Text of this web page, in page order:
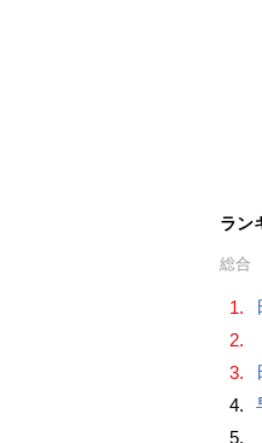
ラン
総合
1.
2.
3.
4.
5.